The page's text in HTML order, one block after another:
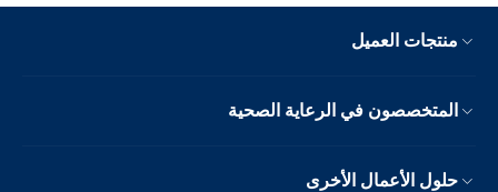
منتجات العميل
المتخصصون في الرعاية الصحية
حلول الأعمال الأخرى